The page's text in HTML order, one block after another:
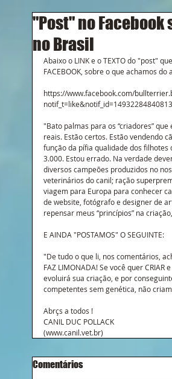
"Post" no
no Brasil
Abaixo o LINK e o TEXTO do "post"
FACEBOOK, sobre o que achamos
https://www.facebook.com/
"Bato palmas para os “criadores”
reais. Estão certos. Estão vendendo
função da pífia qualidade dos
3.000. Estou errado. Na verdade
diversos campeões produzidos no
veterinários do canil; ração
viagem para Europa para conhecer
de website, fotógrafo e designer de
repensar meus “princípios” na
E AINDA "POSTAMOS" O SEGUINTE:
"De tudo o que li, nos comentários,
FAZ LIMONADA! Se você quer
evoluirá sua criação, e por
competentes sem genética, não
Abrçs a todos !
CANIL DUC POLLACK
(www.canil.vet.br)
Comentários